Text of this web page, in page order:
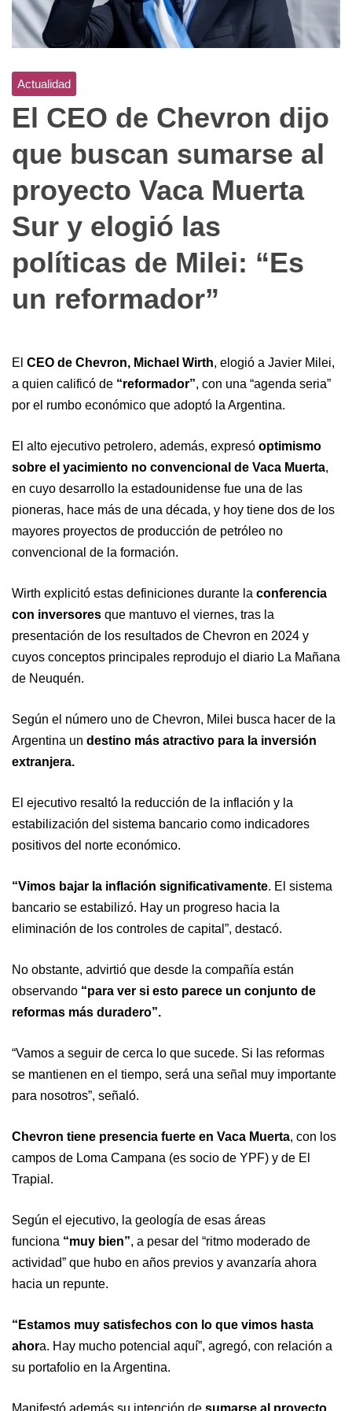
Actualidad
El CEO de Chevron dijo
que buscan sumarse al
proyecto Vaca Muerta
Sur y elogió las
políticas de Milei: “Es
un reformador”
El CEO de Chevron, Michael Wirth, elogió a Javier Milei,
a quien calificó de “reformador”, con una “agenda seria”
por el rumbo económico que adoptó la Argentina.
El alto ejecutivo petrolero, además, expresó optimismo
sobre el yacimiento no convencional de Vaca Muerta,
en cuyo desarrollo la estadounidense fue una de las
pioneras, hace más de una década, y hoy tiene dos de los
mayores proyectos de producción de petróleo no
convencional de la formación.
Wirth explicitó estas definiciones durante la conferencia
con inversores que mantuvo el viernes, tras la
presentación de los resultados de Chevron en 2024 y
cuyos conceptos principales reprodujo el diario La Mañana
de Neuquén.
Según el número uno de Chevron, Milei busca hacer de la
Argentina un destino más atractivo para la inversión
extranjera.
El ejecutivo resaltó la reducción de la inflación y la
estabilización del sistema bancario como indicadores
positivos del norte económico.
“Vimos bajar la inflación significativamente. El sistema
bancario se estabilizó. Hay un progreso hacia la
eliminación de los controles de capital”, destacó.
No obstante, advirtió que desde la compañía están
observando “para ver si esto parece un conjunto de
reformas más duradero”.
“Vamos a seguir de cerca lo que sucede. Si las reformas
se mantienen en el tiempo, será una señal muy importante
para nosotros”, señaló.
Chevron tiene presencia fuerte en Vaca Muerta, con los
campos de Loma Campana (es socio de YPF) y de El
Trapial.
Según el ejecutivo, la geología de esas áreas
funciona “muy bien”, a pesar del “ritmo moderado de
actividad” que hubo en años previos y avanzaría ahora
hacia un repunte.
“Estamos muy satisfechos con lo que vimos hasta
ahora. Hay mucho potencial aquí”, agregó, con relación a
su portafolio en la Argentina.
Manifestó además su intención de sumarse al proyecto